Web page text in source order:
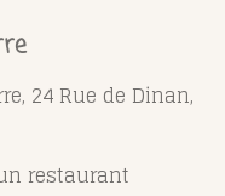
24 Rue de Dinan,
restaurant